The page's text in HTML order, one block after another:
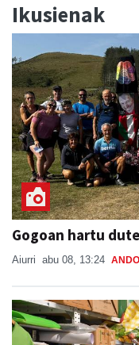
Ikusienak
Gogoan hartu
Aiurri abu 08, 13:24